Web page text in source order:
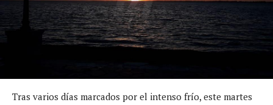
Tras varios días marcados por el intenso frío, este martes